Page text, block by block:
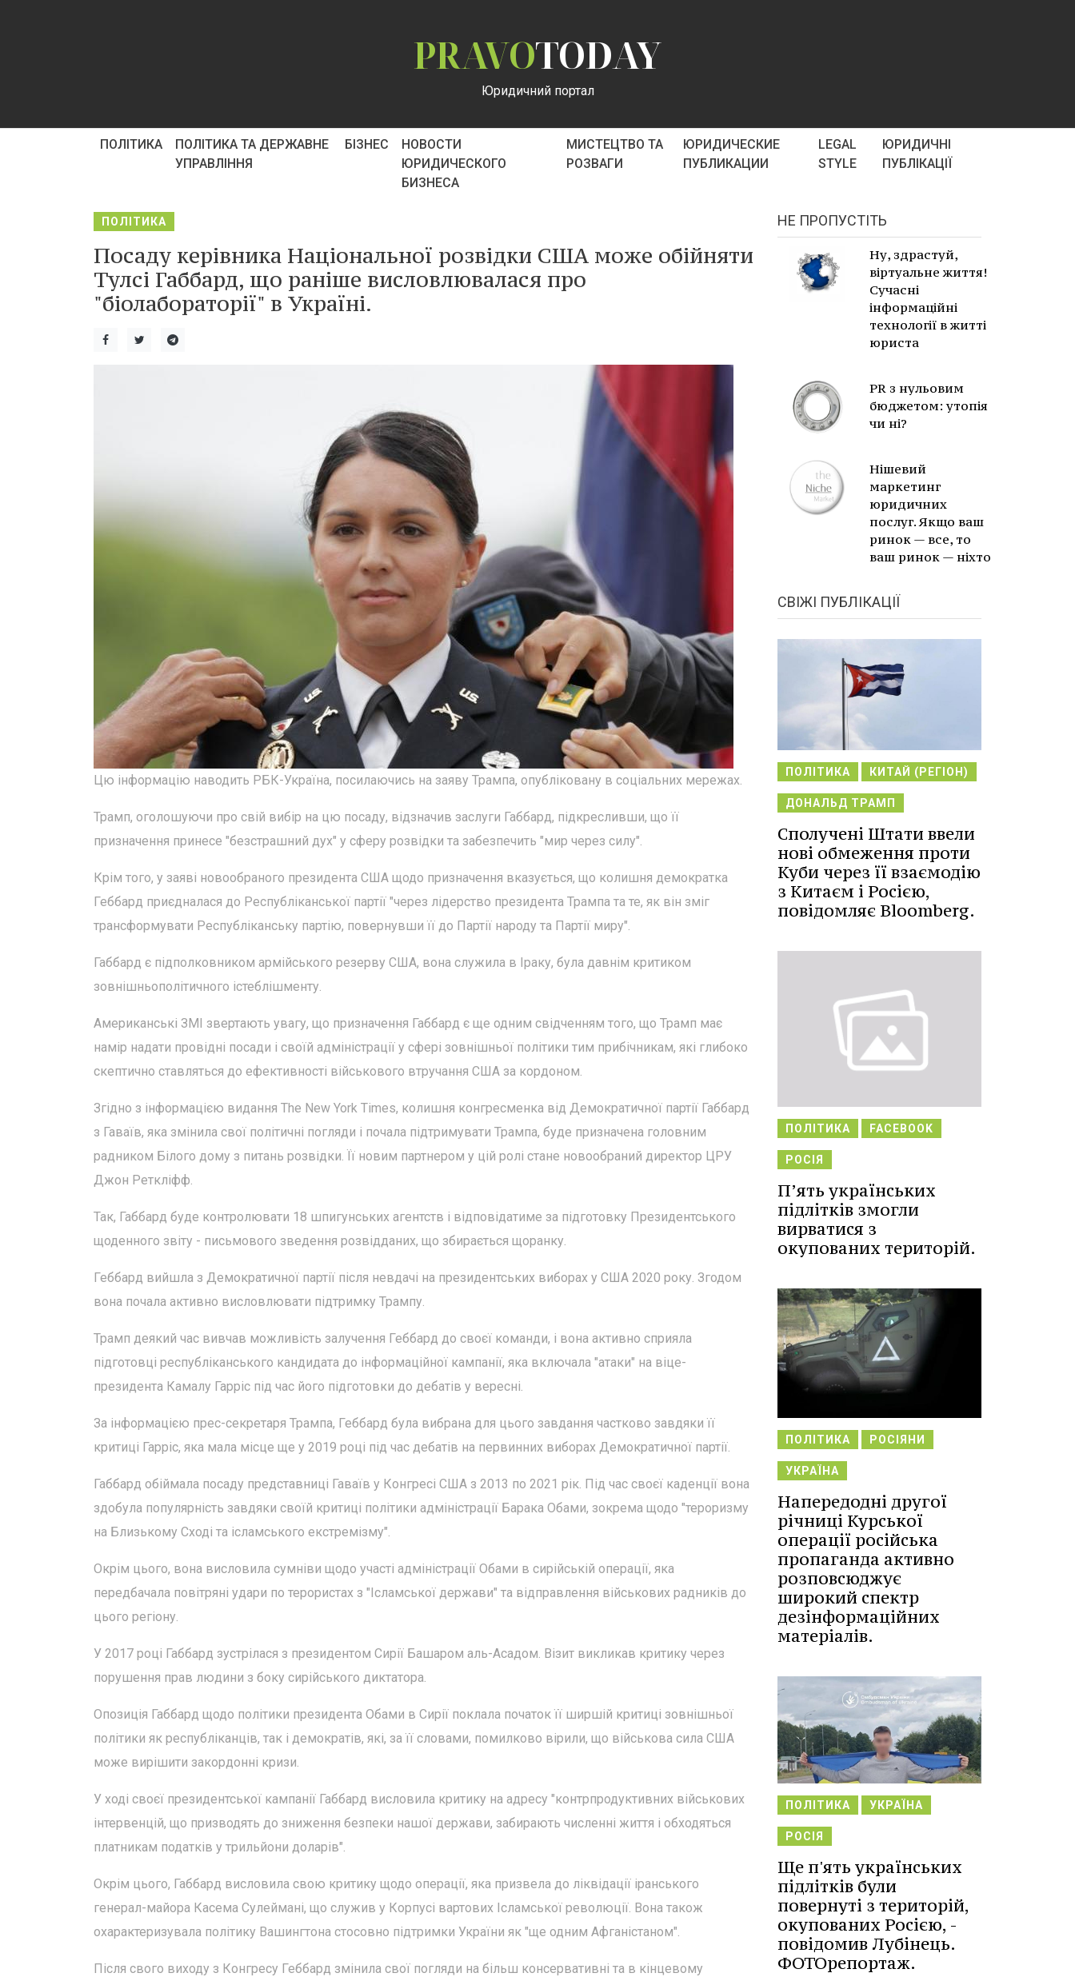
PRAVOTODAY
Юридичний портал
ПОЛІТИКА
ПОЛІТИКА ТА ДЕРЖАВНЕ
УПРАВЛІННЯ
БІЗНЕС
НОВОСТИ
ЮРИДИЧЕСКОГО
БИЗНЕСА
МИСТЕЦТВО ТА
РОЗВАГИ
ЮРИДИЧЕСКИЕ
ПУБЛИКАЦИИ
LEGAL
STYLE
ЮРИДИЧНІ
ПУБЛІКАЦІЇ
ПОЛІТИКА
Посаду керівника Національної розвідки США може обійняти
Тулсі Габбард, що раніше висловлювалася про
"біолабораторії" в Україні.
Цю інформацію наводить РБК-Україна, посилаючись на заяву Трампа, опубліковану в соціальних мережах.
Трамп, оголошуючи про свій вибір на цю посаду, відзначив заслуги Габбард, підкресливши, що її
призначення принесе "безстрашний дух" у сферу розвідки та забезпечить "мир через силу".
Крім того, у заяві новообраного президента США щодо призначення вказується, що колишня демократка
Геббард приєдналася до Республіканської партії "через лідерство президента Трампа та те, як він зміг
трансформувати Республіканську партію, повернувши її до Партії народу та Партії миру".
Габбард є підполковником армійського резерву США, вона служила в Іраку, була давнім критиком
зовнішньополітичного істеблішменту.
Американські ЗМІ звертають увагу, що призначення Габбард є ще одним свідченням того, що Трамп має
намір надати провідні посади і своїй адміністрації у сфері зовнішньої політики тим прибічникам, які глибоко
скептично ставляться до ефективності військового втручання США за кордоном.
Згідно з інформацією видання The New York Times, колишня конгресменка від Демократичної партії Габбард
з Гаваїв, яка змінила свої політичні погляди і почала підтримувати Трампа, буде призначена головним
радником Білого дому з питань розвідки. Її новим партнером у цій ролі стане новообраний директор ЦРУ
Джон Реткліфф.
Так, Габбард буде контролювати 18 шпигунських агентств і відповідатиме за підготовку Президентського
щоденного звіту - письмового зведення розвідданих, що збирається щоранку.
Геббард вийшла з Демократичної партії після невдачі на президентських виборах у США 2020 року. Згодом
вона почала активно висловлювати підтримку Трампу.
Трамп деякий час вивчав можливість залучення Геббард до своєї команди, і вона активно сприяла
підготовці республіканського кандидата до інформаційної кампанії, яка включала "атаки" на віце-
президента Камалу Гарріс під час його підготовки до дебатів у вересні.
За інформацією прес-секретаря Трампа, Геббард була вибрана для цього завдання частково завдяки її
критиці Гарріс, яка мала місце ще у 2019 році під час дебатів на первинних виборах Демократичної партії.
Габбард обіймала посаду представниці Гаваїв у Конгресі США з 2013 по 2021 рік. Під час своєї каденції вона
здобула популярність завдяки своїй критиці політики адміністрації Барака Обами, зокрема щодо "тероризму
на Близькому Сході та ісламського екстремізму".
Окрім цього, вона висловила сумніви щодо участі адміністрації Обами в сирійській операції, яка
передбачала повітряні удари по терористах з "Ісламської держави" та відправлення військових радників до
цього регіону.
У 2017 році Габбард зустрілася з президентом Сирії Башаром аль-Асадом. Візит викликав критику через
порушення прав людини з боку сирійського диктатора.
Опозиція Габбард щодо політики президента Обами в Сирії поклала початок її ширшій критиці зовнішньої
політики як республіканців, так і демократів, які, за її словами, помилково вірили, що військова сила США
може вирішити закордонні кризи.
У ході своєї президентської кампанії Габбард висловила критику на адресу "контрпродуктивних військових
інтервенцій, що призводять до зниження безпеки нашої держави, забирають численні життя і обходяться
платникам податків у трильйони доларів".
Окрім цього, Габбард висловила свою критику щодо операції, яка призвела до ліквідації іранського
генерал-майора Касема Сулеймані, що служив у Корпусі вартових Ісламської революції. Вона також
охарактеризувала політику Вашингтона стосовно підтримки України як "ще одним Афганістаном".
Після свого виходу з Конгресу Геббард змінила свої погляди на більш консервативні та в кінцевому
НЕ ПРОПУСТІТЬ
Ну, здрастуй,
віртуальне життя!
Сучасні
інформаційні
технології в житті
юриста
PR з нульовим
бюджетом: утопія
чи ні?
Нішевий
маркетинг
юридичних
послуг. Якщо ваш
ринок — все, то
ваш ринок — ніхто
СВІЖІ ПУБЛІКАЦІЇ
ПОЛІТИКА КИТАЙ (РЕГІОН)
ДОНАЛЬД ТРАМП
Сполучені Штати ввели
нові обмеження проти
Куби через її взаємодію
з Китаєм і Росією,
повідомляє Bloomberg.
ПОЛІТИКА FACEBOOK
РОСІЯ
П’ять українських
підлітків змогли
вирватися з
окупованих територій.
ПОЛІТИКА РОСІЯНИ
УКРАЇНА
Напередодні другої
річниці Курської
операції російська
пропаганда активно
розповсюджує
широкий спектр
дезінформаційних
матеріалів.
ПОЛІТИКА УКРАЇНА
РОСІЯ
Ще п'ять українських
підлітків були
повернуті з територій,
окупованих Росією, -
повідомив Лубінець.
ФОТОрепортаж.